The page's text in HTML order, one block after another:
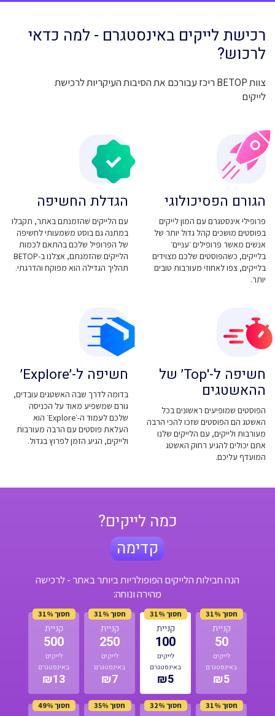
רכישת לייקים באינסטגרם - למה כדאי
לרכוש?
צוות BETOP ריכז עבורכם את הסיבות העיקריות לרכישת
לייקים
הגורם הפסיכולוגי
פרופילי אינסטגרם עם המון לייקים
בפוסטים מושכים קהל גדול יותר של
אנשים מאשר פרופילים ׳עניים׳
בלייקים, כשהפוסטים שלכם מצוידים
בלייקים, צפו לאחוזי מעורבות טובים
יותר.
הגדלת החשיפה
עם הלייקים שהזמנתם באתר, תקבלו
במתנה גם בוסט משמעותי לחשיפה
של הפרופיל שלכם בהתאם לכמות
הלייקים שהזמנתם, אצלנו ב-BETOP
תהליך הגדילה הוא מפוקח והדרגתי.
חשיפה ל-'Top׳ של
ההאשטגים
הפוסטים שמופיעים ראשונים בכל
האשטג הם הפוסטים שזכו להכי הרבה
מעורבות ולייקים, עם הלייקים שלנו
אתם יכולים להגיע רחוק האשטג
המועדף עליכם.
חשיפה ל-׳Explore׳
בדומה לדרך שבה האשטגים עובדים,
גורם שמשפיע מאוד על הכניסה
שלכם לעמוד ה-׳Explore׳ הוא
העלאת פוסטים עם הרבה מעורבות
ולייקים, הגיע הזמן לפרוץ בגדול.
כמה לייקים?
קדימה
הנה חבילות הלייקים הפופולריות ביותר באתר - לרכישה
מהירה ונוחה:
קניית
50
לייקים
באינסטגרם
₪5
חסוך 31%
קניית
100
לייקים
באינסטגרם
₪5
חסוך 31%
קניית
250
לייקים
באינסטגרם
₪7
חסוך 31%
קניית
500
לייקים
באינסטגרם
₪13
חסוך 31%
חסוך 31% חסוך 32% חסוך 35% חסוך 49%